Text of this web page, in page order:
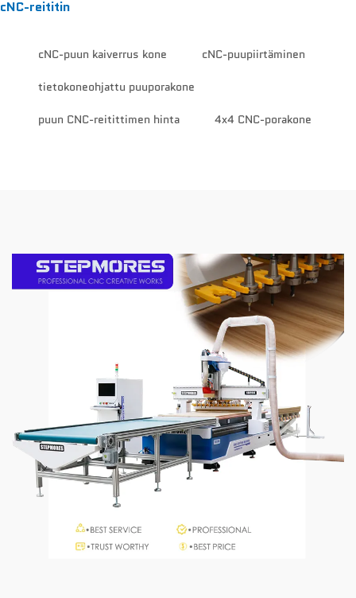
cNC-reititin
cNC-puun kaiverrus kone cNC-puupiirtäminen
tietokoneohjattu puuporakone
puun CNC-reitittimen hinta 4x4 CNC-porakone